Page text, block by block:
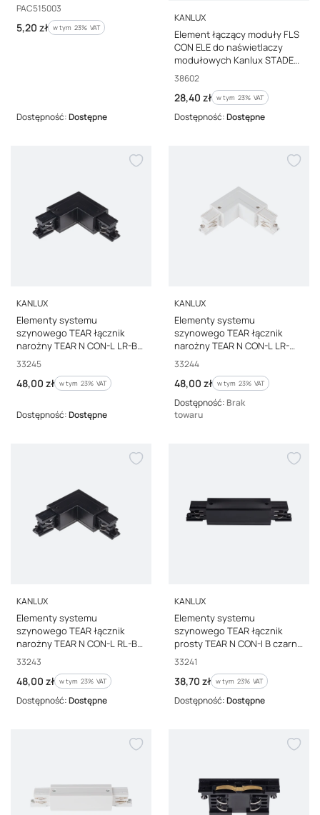
Kod producenta
PAC515003
Cena brutto
5,20 zł w tym %s VAT
w tym 23% VAT
Dostępność:Dostępne
PRODUCENT
KANLUX
Element łączący moduły FLS
CON ELE do naświetlaczy
modułowych Kanlux STADER
komplet 2 sztuk 38602
Kod producenta
38602
Cena brutto
28,40 zł w tym %s VAT
w tym 23% VAT
Dostępność:Dostępne
PRODUCENT
KANLUX
Elementy systemu
szynowego TEAR łącznik
narożny TEAR N CON-L LR-B
czarny 33245
Kod producenta
33245
Cena brutto
48,00 zł w tym %s VAT
w tym 23% VAT
Dostępność:Dostępne
PRODUCENT
KANLUX
Elementy systemu
szynowego TEAR łącznik
narożny TEAR N CON-L LR-W
biały 33244
Kod producenta
33244
Cena brutto
48,00 zł w tym %s VAT
w tym 23% VAT
Dostępność: Brak
towaru
PRODUCENT
KANLUX
Elementy systemu
szynowego TEAR łącznik
narożny TEAR N CON-L RL-B
czarny 33243
Kod producenta
33243
Cena brutto
48,00 zł w tym %s VAT
w tym 23% VAT
Dostępność:Dostępne
PRODUCENT
KANLUX
Elementy systemu
szynowego TEAR łącznik
prosty TEAR N CON-I B czarny
33241
Kod producenta
33241
Cena brutto
38,70 zł w tym %s VAT
w tym 23% VAT
Dostępność:Dostępne